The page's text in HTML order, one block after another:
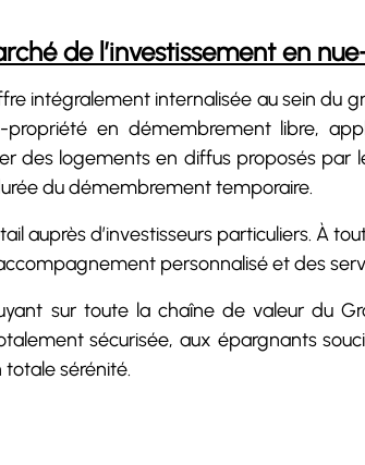
de l’investissement en
intégralement internalisée au sein du
en démembrement libre,
des logements en diffus proposés par
du démembrement temporaire.
auprès d’investisseurs particuliers. À
personnalisé et des
sur toute la chaîne de valeur du
sécurisée, aux épargnants
totale sérénité.